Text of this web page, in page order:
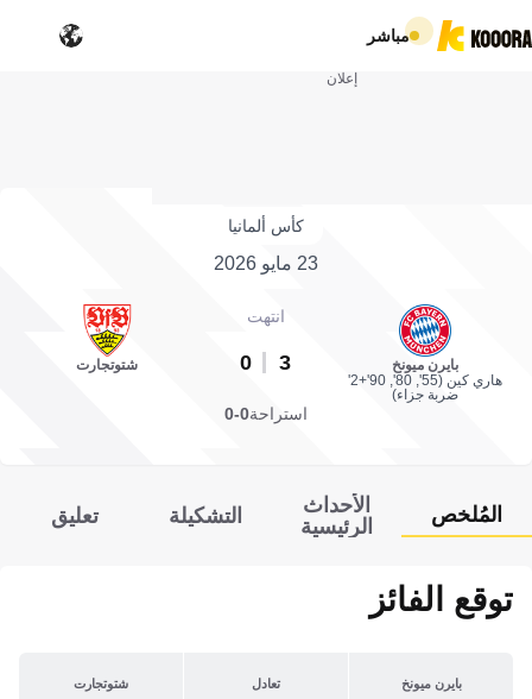
مباشر
إعلان
كأس ألمانيا
23 مايو 2026
بايرن ميونخ
هاري كين (55', 80', 90'+2'
ضربة جزاء)
انتهت
3
0 شتوتجارت
استراحة0-0
المُلخص
الأحداث
الرئيسية
التشكيلة تعليق
توقع الفائز
بايرن ميونخ تعادل شتوتجارت